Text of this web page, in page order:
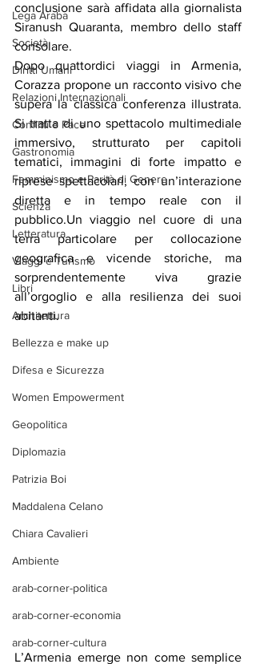
Lega Araba
Società
Diritti Umani
Relazioni Internazionali
Conflitti e Pace
Gastronomia
Femminismo e Parità di Genere
Scienza
Letteratura
Viaggi e Turismo
Libri
Architettura
Bellezza e make up
Difesa e Sicurezza
Women Empowerment
Geopolitica
Diplomazia
Patrizia Boi
Maddalena Celano
Chiara Cavalieri
Ambiente
arab-corner-politica
arab-corner-economia
arab-corner-cultura
conclusione sarà affidata alla giornalista
Siranush Quaranta, membro dello staff
consolare.
Dopo quattordici viaggi in Armenia,
Corazza propone un racconto visivo che
supera la classica conferenza illustrata.
Si tratta di uno spettacolo multimediale
immersivo, strutturato per capitoli
tematici, immagini di forte impatto e
riprese spettacolari, con un’interazione
diretta e in tempo reale con il
pubblico.Un viaggio nel cuore di una
terra particolare per collocazione
geografica e vicende storiche, ma
sorprendentemente viva grazie
all’orgoglio e alla resilienza dei suoi
abitanti.
L’Armenia emerge non come semplice